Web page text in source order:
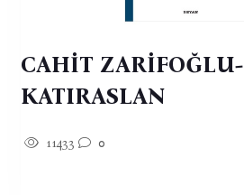
CAHİT ZARİFOĞLU-
KATIRASLAN
11433 0